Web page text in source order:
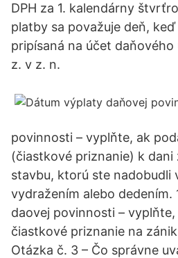
DPH za 1. kalendárny
platby sa považuje deň,
pripísaná na účet
z. v z. n.
povinnosti – vyplňte, ak
(čiastkové priznanie) k dani
stavbu, ktorú ste nadobudli
vydražením alebo dedením.
daovej povinnosti –
čiastkové priznanie na
Otázka č. 3 – Čo správne